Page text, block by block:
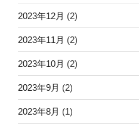
2023年12月 (2)
2023年11月 (2)
2023年10月 (2)
2023年9月 (2)
2023年8月 (1)